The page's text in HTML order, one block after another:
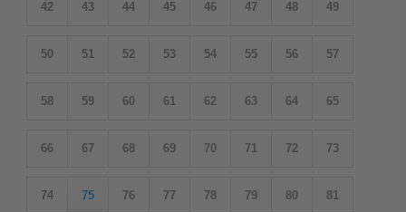
42 43 44 45 46 47 48 49
50 51 52 53 54 55 56 57
58 59 60 61 62 63 64 65
66 67 68 69 70 71 72 73
74 75 76 77 78 79 80 81